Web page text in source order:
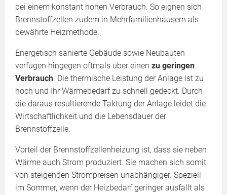
bei einem konstant hohen Verbrauch. So eignen sich
Brennstoffzellen zudem in Mehrfamilienhäusern als
bewährte Heizmethode.
Energetisch sanierte Gebäude sowie Neubauten
verfügen hingegen oftmals über einen zu geringen
Verbrauch. Die thermische Leistung der Anlage ist zu
hoch und Ihr Wärmebedarf zu schnell gedeckt. Durch
die daraus resultierende Taktung der Anlage leidet die
Wirtschaftlichkeit und die Lebensdauer der
Brennstoffzelle.
Vorteil der Brennstoffzellenheizung ist, dass sie neben
Wärme auch Strom produziert. Sie machen sich somit
von steigenden Strompreisen unabhängiger. Speziell
im Sommer, wenn der Heizbedarf geringer ausfällt als